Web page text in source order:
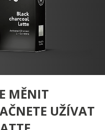
MĚNIT
UŽÍVAT